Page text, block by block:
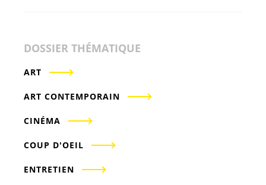
DOSSIER THÉMATIQUE
ART
ART CONTEMPORAIN
CINÉMA
COUP D'OEIL
ENTRETIEN